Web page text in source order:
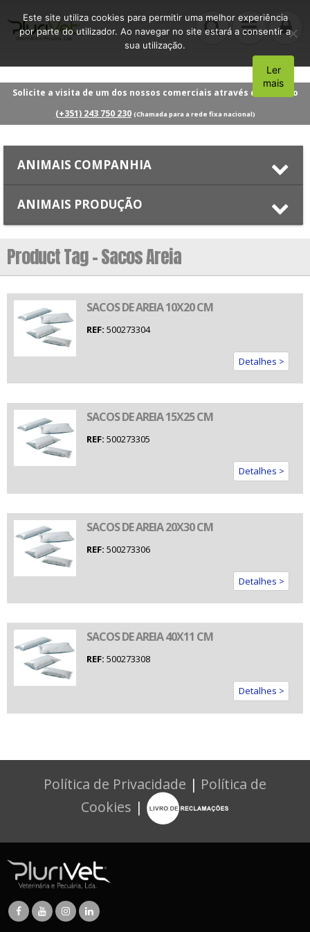
Solicite a visita de um dos nossos comerciais através do número
(+351) 243 750 230 (Chamada para a rede fixa nacional)
ANIMAIS COMPANHIA
ANIMAIS PRODUÇÃO
Product Tag - Sacos Areia
SACOS DE AREIA 10X20 CM
REF: 500273304
Detalhes >
SACOS DE AREIA 15X25 CM
REF: 500273305
Detalhes >
SACOS DE AREIA 20X30 CM
REF: 500273306
Detalhes >
SACOS DE AREIA 40X11 CM
REF: 500273308
Detalhes >
Política de Privacidade | Política de
Cookies |
Este site utiliza cookies para permitir uma melhor experiência
por parte do utilizador. Ao navegar no site estará a consentir a
sua utilização.
Aceito
Ler
mais